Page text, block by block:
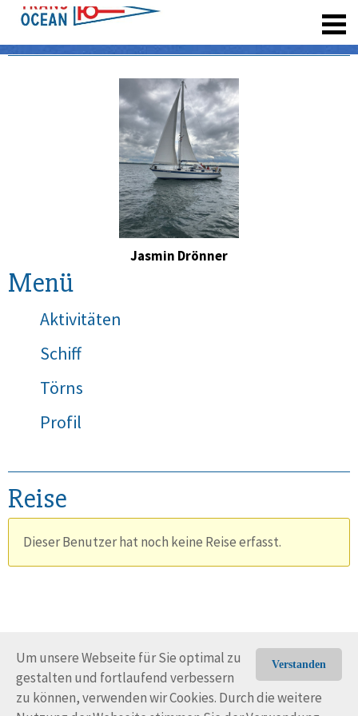
Verstanden
Um unsere Webseite für Sie optimal zu
gestalten und fortlaufend verbessern
zu können, verwenden wir Cookies. Durch die weitere
Jasmin Drönner
Menü
Aktivitäten
Schiff
Törns
Profil
Reise
Dieser Benutzer hat noch keine Reise erfasst.
© Trans-Ocean e.V. 2010-2026 Impressum
Nutzungsbedingungen
Rechtliche Hinweise